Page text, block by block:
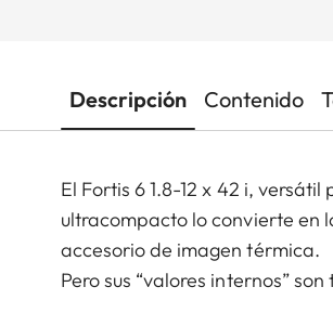
Descripción Contenido
El Fortis 6 1.8-12 x 42 i,
ultracompacto lo convierte en
accesorio de imagen térmica.
Pero sus “valores internos”